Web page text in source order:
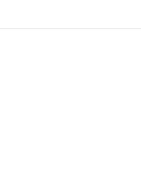
content